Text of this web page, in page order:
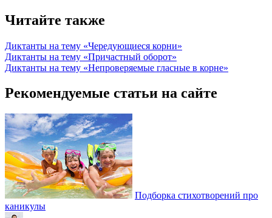
Читайте также
Диктанты на тему «Чередующиеся корни»
Диктанты на тему «Причастный оборот»
Диктанты на тему «Непроверяемые гласные в корне»
Рекомендуемые статьи на сайте
Подборка стихотворений про
каникулы